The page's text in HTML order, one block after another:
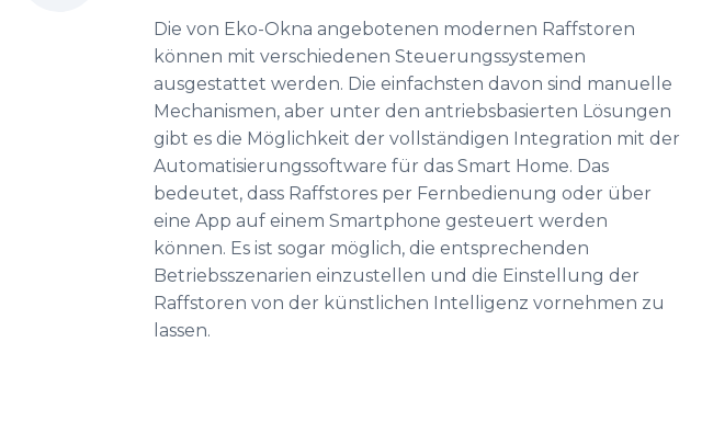
Die von Eko-Okna angebotenen modernen Raffstoren
können mit verschiedenen Steuerungssystemen
ausgestattet werden. Die einfachsten davon sind manuelle
Mechanismen, aber unter den antriebsbasierten Lösungen
gibt es die Möglichkeit der vollständigen Integration mit der
Automatisierungssoftware für das Smart Home. Das
bedeutet, dass Raffstores per Fernbedienung oder über
eine App auf einem Smartphone gesteuert werden
können. Es ist sogar möglich, die entsprechenden
Betriebsszenarien einzustellen und die Einstellung der
Raffstoren von der künstlichen Intelligenz vornehmen zu
lassen.